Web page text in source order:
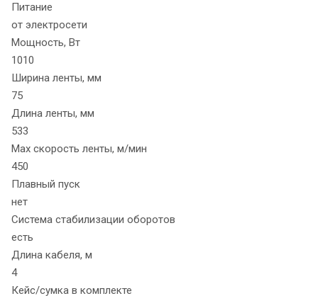
Питание
от электросети
Мощность, Вт
1010
Ширина ленты, мм
75
Длина ленты, мм
533
Max скорость ленты, м/мин
450
Плавный пуск
нет
Система стабилизации оборотов
есть
Длина кабеля, м
4
Кейс/сумка в комплекте